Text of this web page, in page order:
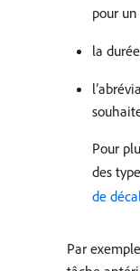
pour
la
Pour
des
de
Par